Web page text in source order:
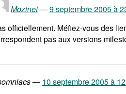
Mozinet
9 septembre 2005 à
officiellement. Méfiez-vous des
pas aux versions
10 septembre 2005 à